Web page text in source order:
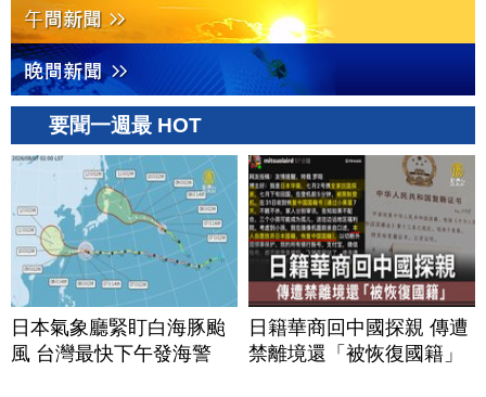
要聞一週最 HOT
日本氣象廳緊盯白海豚颱
風 台灣最快下午發海警
日籍華商回中國探親 傳遭
禁離境還「被恢復國籍」